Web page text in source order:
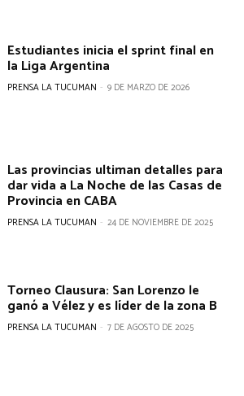
Estudiantes inicia el sprint final en
la Liga Argentina
PRENSA LA TUCUMAN - 9 DE MARZO DE 2026
Las provincias ultiman detalles para
dar vida a La Noche de las Casas de
Provincia en CABA
PRENSA LA TUCUMAN - 24 DE NOVIEMBRE DE 2025
Torneo Clausura: San Lorenzo le
ganó a Vélez y es líder de la zona B
PRENSA LA TUCUMAN - 7 DE AGOSTO DE 2025